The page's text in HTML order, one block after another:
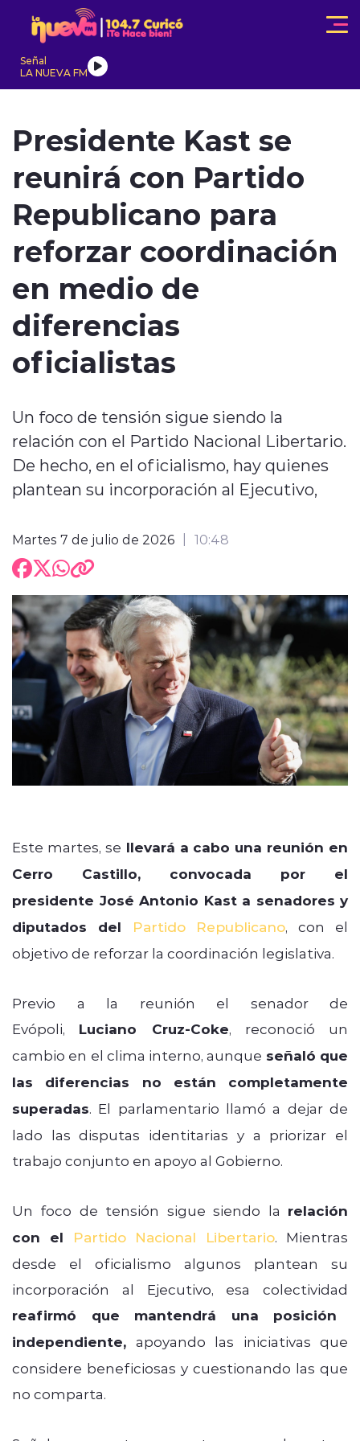
Click acá para ir directamente al contenido
Señal
LA NUEVA FM
ACTUALIDAD
modo claro
Presidente Kast se
reunirá con Partido
Republicano para
reforzar coordinación
en medio de
diferencias
oficialistas
Un foco de tensión sigue siendo la
relación con el Partido Nacional Libertario.
De hecho, en el oficialismo, hay quienes
plantean su incorporación al Ejecutivo,
Martes 7 de julio de 2026 10:48
Este martes, se llevará a cabo una reunión en
Cerro Castillo, convocada por el
presidente José Antonio Kast a senadores y
diputados del
Partido Republicano, con el
objetivo de reforzar la coordinación legislativa.
Previo a la reunión el senador de
Evópoli, Luciano Cruz-Coke, reconoció un
cambio en el clima interno, aunque señaló que
las diferencias no están completamente
superadas. El parlamentario llamó a dejar de
lado las disputas identitarias y a priorizar el
trabajo conjunto en apoyo al Gobierno.
Un foco de tensión sigue siendo la relación
con el
Partido Nacional Libertario. Mientras
desde el oficialismo algunos plantean su
incorporación al Ejecutivo, esa colectividad
reafirmó que mantendrá una posición
independiente, apoyando las iniciativas que
considere beneficiosas y cuestionando las que
no comparta.